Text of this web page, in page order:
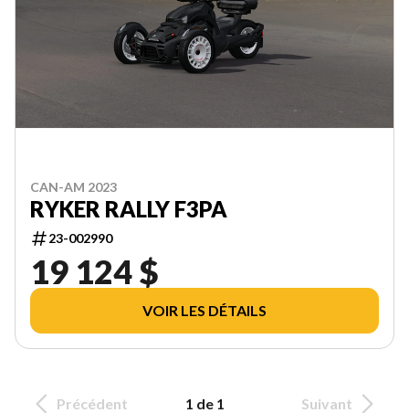
CAN-AM 2023
RYKER RALLY F3PA
23-002990
19 124 $
VOIR LES DÉTAILS
Précédent 1 de 1 Suivant